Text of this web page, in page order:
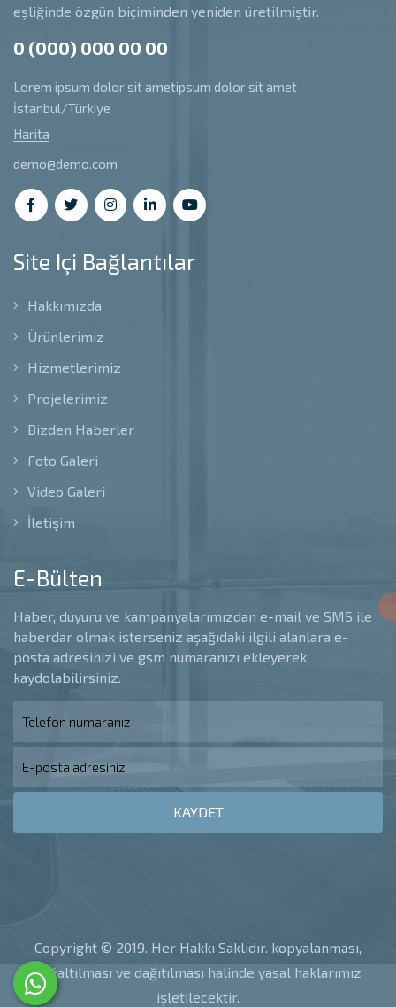
eşliğinde özgün biçiminden yeniden üretilmiştir.
0 (000) 000 00 00
Lorem ipsum dolor sit ametipsum dolor sit amet
İstanbul/Türkiye
Harita
demo@demo.com
Site Içi Bağlantılar
Hakkımızda
Ürünlerimiz
Hizmetlerimiz
Projelerimiz
Bizden Haberler
Foto Galeri
Video Galeri
İletişim
E-Bülten
Haber, duyuru ve kampanyalarımızdan e-mail ve SMS ile
haberdar olmak isterseniz aşağıdaki ilgili alanlara e-
posta adresinizi ve gsm numaranızı ekleyerek
kaydolabilirsiniz.
KAYDET
Copyright © 2019. Her Hakkı Saklıdır. kopyalanması,
çoğaltılması ve dağıtılması halinde yasal haklarımız
işletilecektir.